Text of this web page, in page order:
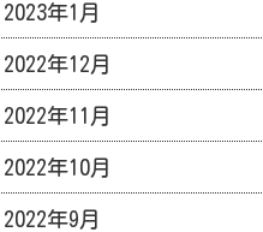
2023年1月
2022年12月
2022年11月
2022年10月
2022年9月